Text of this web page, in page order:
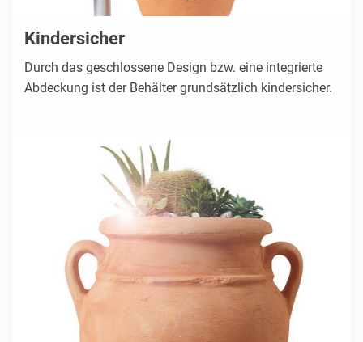
Kindersicher
Durch das geschlossene Design bzw. eine integrierte
Abdeckung ist der Behälter grundsätzlich kindersicher.